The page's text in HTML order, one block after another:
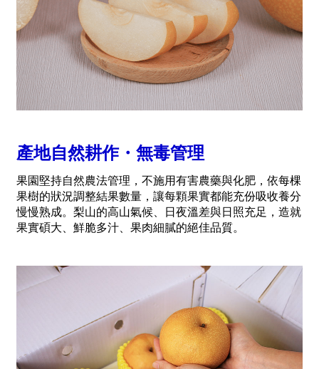
產地自然耕作・無毒管理
果園堅持自然農法管理，不施用有害農藥與化肥，依每棵
果樹的狀況調整結果數量，讓每顆果實都能充份吸收養分
慢慢熟成。梨山的高山氣候、日夜溫差與日照充足，造就
果實碩大、鮮脆多汁、果肉細膩的絕佳品質。